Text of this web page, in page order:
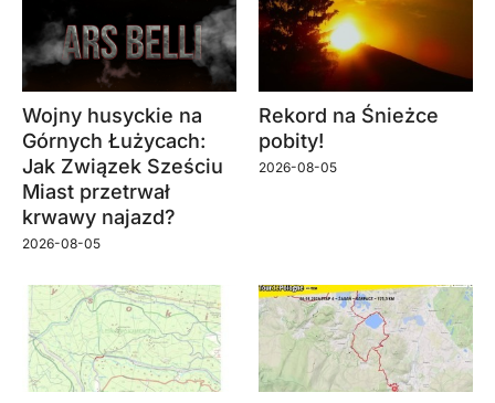
Wojny husyckie na
Górnych Łużycach:
Jak Związek Sześciu
Miast przetrwał
krwawy najazd?
2026-08-05
Rekord na Śnieżce
pobity!
2026-08-05